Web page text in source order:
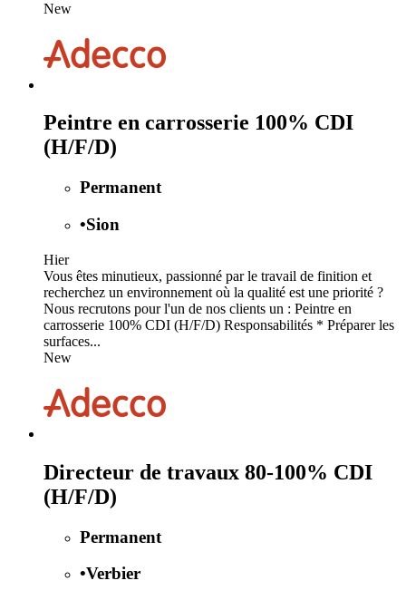
New
Peintre en carrosserie 100% CDI
(H/F/D)
Permanent
•Sion
Hier
Vous êtes minutieux, passionné par le travail de finition et
recherchez un environnement où la qualité est une priorité ?
Nous recrutons pour l'un de nos clients un : Peintre en
carrosserie 100% CDI (H/F/D) Responsabilités * Préparer les
surfaces...
New
Directeur de travaux 80-100% CDI
(H/F/D)
Permanent
•Verbier